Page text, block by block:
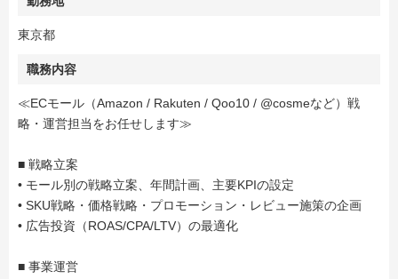
東京都
職務内容
≪ECモール（Amazon / Rakuten / Qoo10 / @cosmeなど）戦
略・運営担当をお任せします≫
■ 戦略立案
• モール別の戦略立案、年間計画、主要KPIの設定
• SKU戦略・価格戦略・プロモーション・レビュー施策の企画
• 広告投資（ROAS/CPA/LTV）の最適化
■ 事業運営